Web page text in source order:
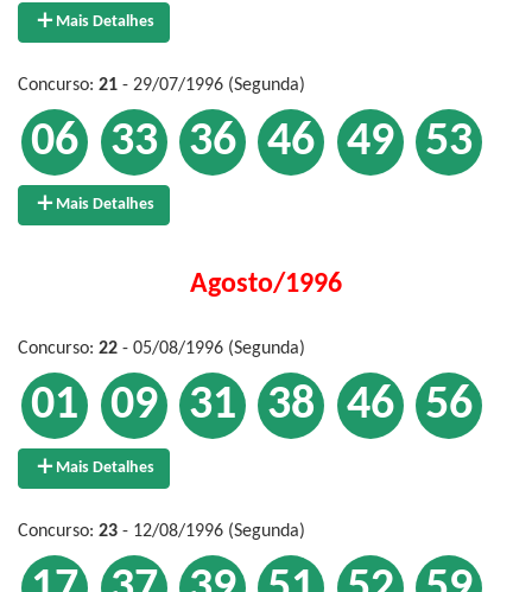
Mais Detalhes
Concurso: 21 - 29/07/1996 (Segunda)
06 33 36 46 49 53
Mais Detalhes
Agosto/1996
Concurso: 22 - 05/08/1996 (Segunda)
01 09 31 38 46 56
Mais Detalhes
Concurso: 23 - 12/08/1996 (Segunda)